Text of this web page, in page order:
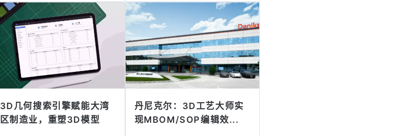
3D几何搜索引擎赋能大湾
区制造业，重塑3D模型
丹尼克尔：3D工艺大师实
现MBOM/SOP编辑效...